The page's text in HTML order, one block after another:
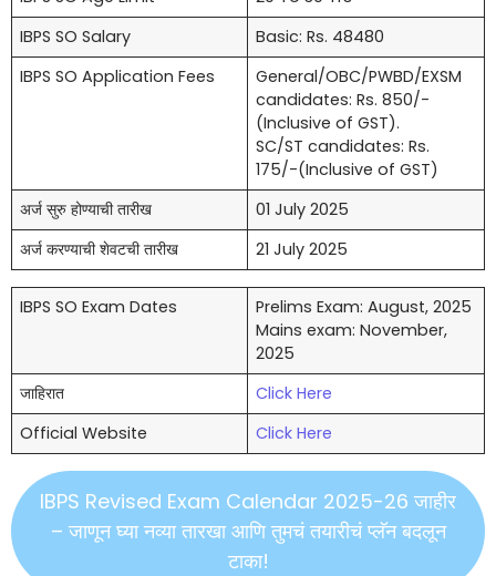
IBPS SO Salary
Basic: Rs. 48480
IBPS SO Application Fees
General/OBC/PWBD/EXSM
candidates: Rs. 850/-
(Inclusive of GST).
SC/ST candidates: Rs.
175/-(Inclusive of GST)
अर्ज सुरु होण्याची तारीख
01 July 2025
अर्ज करण्याची शेवटची तारीख
21 July 2025
IBPS SO Exam Dates
Prelims Exam: August, 2025
Mains exam: November,
2025
जाहिरात
Click Here
Official Website
Click Here
IBPS Revised Exam Calendar 2025-26 जाहीर
– जाणून घ्या नव्या तारखा आणि तुमचं तयारीचं प्लॅन बदलून
टाका!